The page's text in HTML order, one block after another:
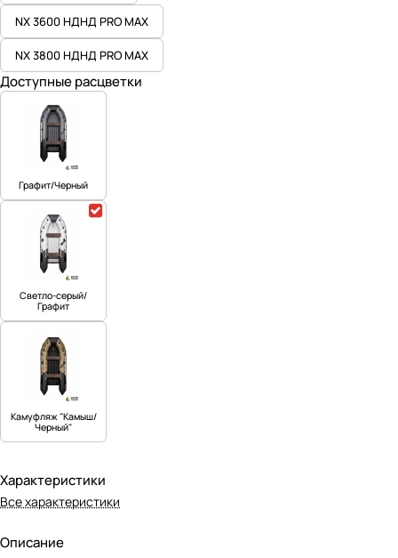
NX 3600 НДНД PRO MAX
NX 3800 НДНД PRO MAX
Доступные расцветки
Графит/Черный
Светло-серый/
Графит
Камуфляж "Камыш/
Черный"
Характеристики
Все характеристики
Описание